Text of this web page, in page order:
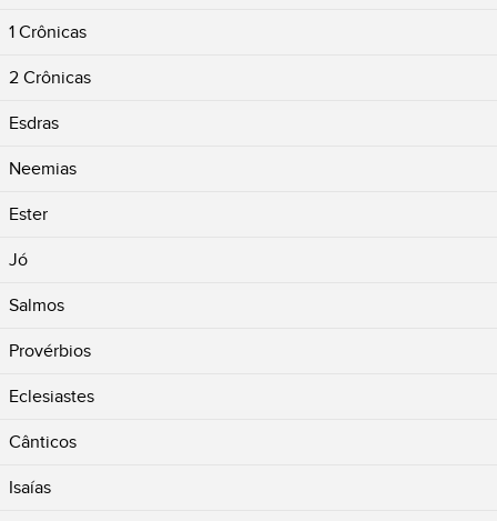
1 Crônicas
2 Crônicas
Esdras
Neemias
Ester
Jó
Salmos
Provérbios
Eclesiastes
Cânticos
Isaías